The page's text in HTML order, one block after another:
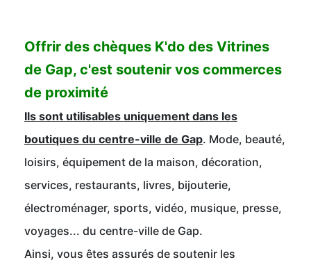
Offrir des chèques K'do des Vitrines
de Gap, c'est soutenir vos commerces
de proximité
Ils sont utilisables uniquement dans les
boutiques du centre-ville de Gap. Mode, beauté,
loisirs, équipement de la maison, décoration,
services, restaurants, livres, bijouterie,
électroménager, sports, vidéo, musique, presse,
voyages... du centre-ville de Gap.
Ainsi, vous êtes assurés de soutenir les